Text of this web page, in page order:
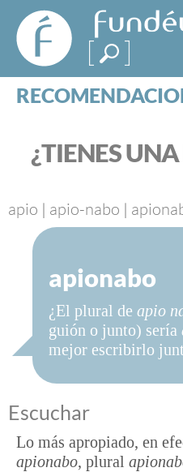
FundéuRAE
- Fundación
del Español
Urgente
ESPECIALES
NOTICIAS
SOBRE LA
FundéuRAE es una
y la Real Academia
el buen uso del
Internet.
¿TIENES
apio | apio-nabo |
apionabo
¿El plural de apio
guión o junto) sería
mejor escribirlo
Escuchar
Lo más apropiado, en
apionabo, plural